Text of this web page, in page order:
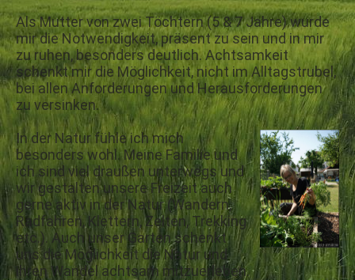
Als Mutter von zwei Töchtern (5 & 7 Jahre) wurde
mir die Notwendigkeit, präsent zu sein und in mir
zu ruhen, besonders deutlich. Achtsamkeit
schenkt mir die Möglichkeit, nicht im Alltagstrubel,
bei allen Anforderungen und Herausforderungen
zu versinken.
In der Natur fühle ich mich
besonders wohl. Meine Familie und
ich sind viel draußen unterwegs und
wir gestalten unsere Freizeit auch
gerne aktiv in der Natur (Wandern,
Radfahren, Klettern, Zelten, Trekking
etc.). Auch unser Garten schenkt
uns die Möglichkeit die Natur und
ihren Wandel achtsam mitzuerleben.